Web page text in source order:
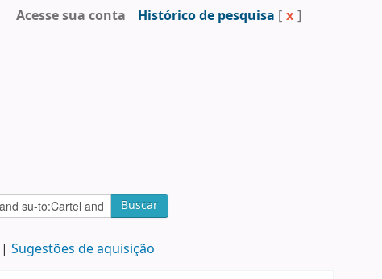
Acesse sua conta Histórico de pesquisa [ x ]
Buscar
Sugestões de aquisição